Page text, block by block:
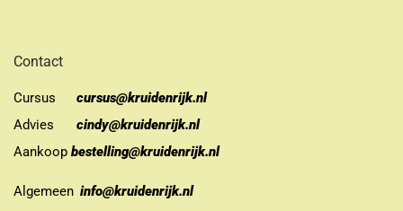
Contact
Cursus
cursus@kruidenrijk.nl
Advies
cindy@kruidenrijk.nl
Aankoop bestelling@kruidenrijk.nl
Algemeen info@kruidenrijk.nl